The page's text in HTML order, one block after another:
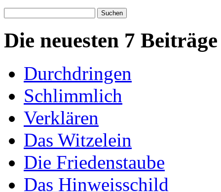
nach:
Die neuesten 7 Beiträge
Durchdringen
Schlimmlich
Verklären
Das Witzelein
Die Friedenstaube
Das Hinweisschild